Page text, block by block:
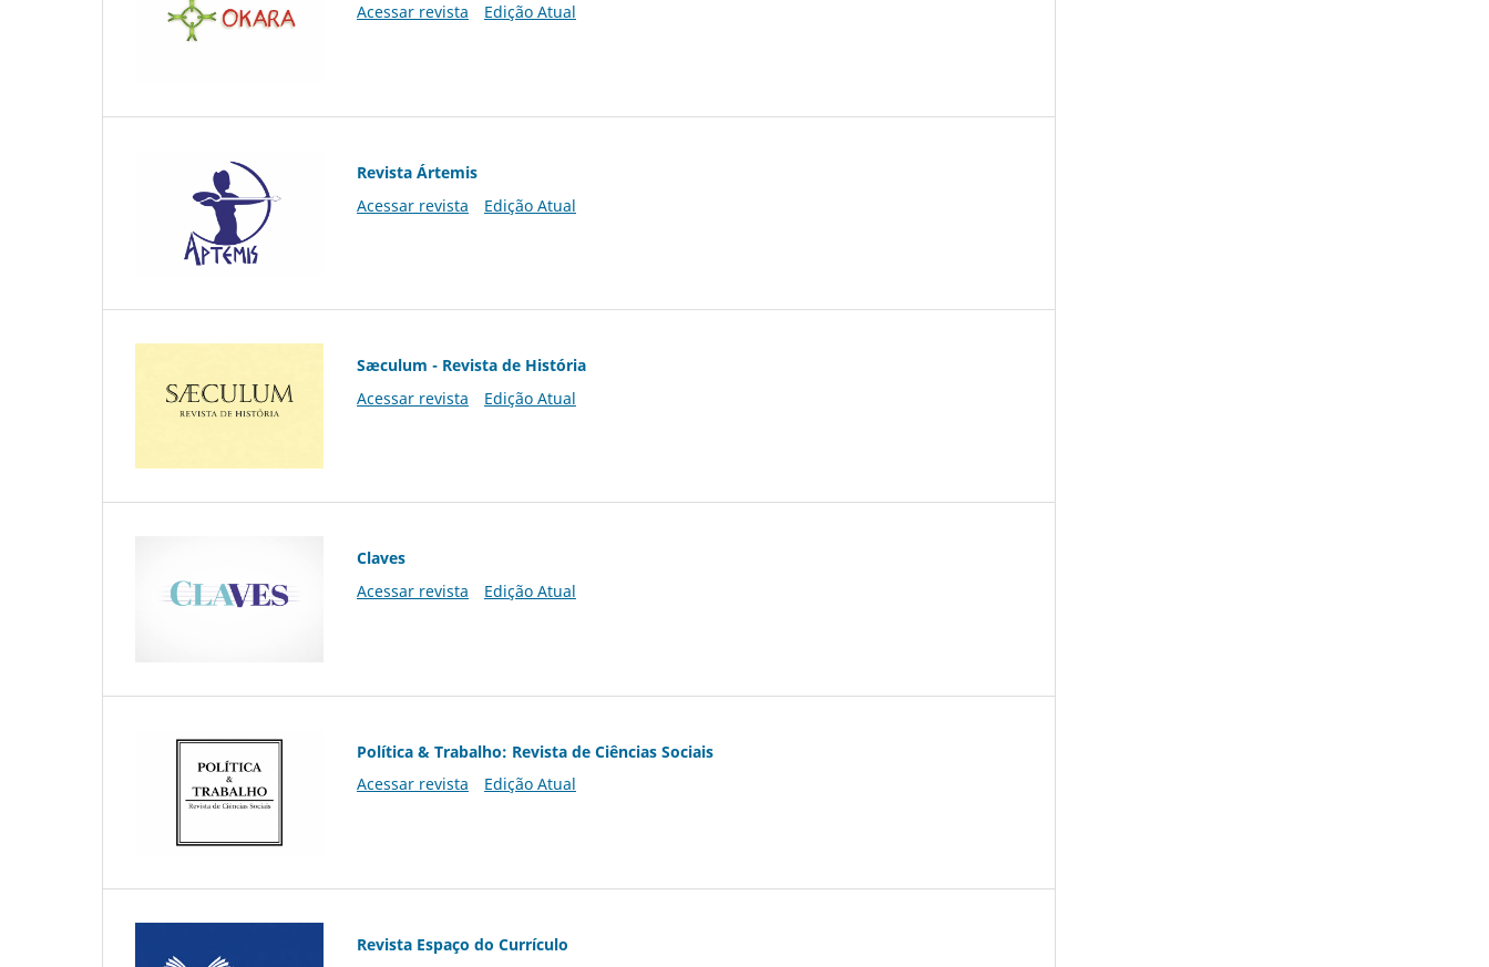
Acessar revista
Edição Atual
Revista Ártemis
Acessar revista
Edição Atual
Sæculum - Revista de História
Acessar revista
Edição Atual
Claves
Acessar revista
Edição Atual
Política & Trabalho: Revista de Ciências Sociais
Acessar revista
Edição Atual
Revista Espaço do Currículo